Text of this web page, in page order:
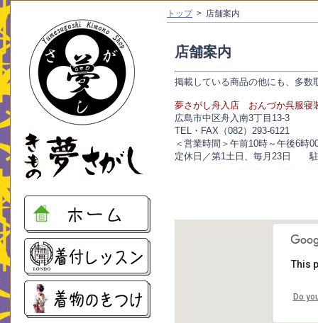
トップ> 店舗案内
店舗案内
掲載している商品の他にも、多数
夢さがし舟入店 おんづか呉服寝
広島市中区舟入南3丁目13-3
TEL・FAX（082）293-6121
＜営業時間＞午前10時～午後6時
定休日／第1土日、毎月23日